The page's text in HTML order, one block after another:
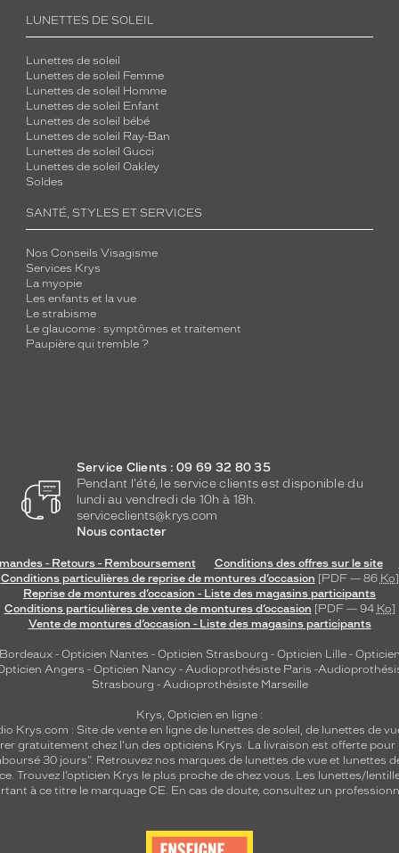
LUNETTES DE SOLEIL
Lunettes de soleil
Lunettes de soleil Femme
Lunettes de soleil Homme
Lunettes de soleil Enfant
Lunettes de soleil bébé
Lunettes de soleil Ray-Ban
Lunettes de soleil Gucci
Lunettes de soleil Oakley
Soldes
SANTÉ, STYLES ET SERVICES
Nos Conseils Visagisme
Services Krys
La myopie
Les enfants et la vue
Le strabisme
Le glaucome : symptômes et traitement
Paupière qui tremble ?
Service Clients : 09 69 32 80 35
Pendant l'été, le service clients est disponible du
lundi au vendredi de 10h à 18h.
serviceclients@krys.com
Nous contacter
- Retours - Remboursement Conditions des offres sur le site
Conditions particulières de reprise de montures d’occasion [PDF — 86 Ko]
Reprise de montures d’occasion - Liste des magasins participants
Conditions particulières de vente de montures d’occasion [PDF — 94 Ko]
Vente de montures d’occasion - Liste des magasins participants
- Opticien Nantes - Opticien Strasbourg - Opticien Lille -
Angers - Opticien Nancy - Audioprothésiste Paris -
Strasbourg - Audioprothésiste Marseille
Krys, Opticien en ligne :
Krys.com : Site de vente en ligne de lunettes de soleil, de lunettes de
gratuitement chez l'un des opticiens Krys. La livraison est offerte
30 jours". Retrouvez nos marques de lunettes de vue et lunettes
Trouvez l’opticien Krys le plus proche de chez vous. Les lunettes/
à ce titre le marquage CE. En cas de doute, consultez un